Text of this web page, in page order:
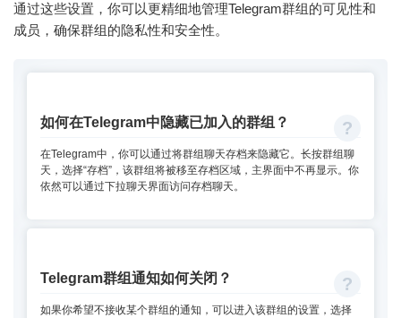
通过这些设置，你可以更精细地管理Telegram群组的可见性和
成员，确保群组的隐私性和安全性。
如何在Telegram中隐藏已加入的群组？
在Telegram中，你可以通过将群组聊天存档来隐藏它。长按群组聊
天，选择“存档”，该群组将被移至存档区域，主界面中不再显示。你
依然可以通过下拉聊天界面访问存档聊天。
Telegram群组通知如何关闭？
如果你希望不接收某个群组的通知，可以进入该群组的设置，选择